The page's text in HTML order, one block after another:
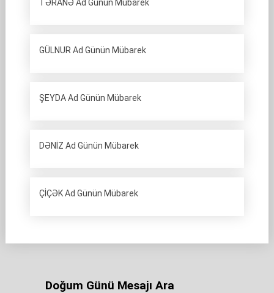
TƏRANƏ Ad Günün Mübarek
GÜLNUR Ad Günün Mübarek
ŞEYDA Ad Günün Mübarek
DƏNİZ Ad Günün Mübarek
ÇİÇƏK Ad Günün Mübarek
Doğum Günü Mesajı Ara